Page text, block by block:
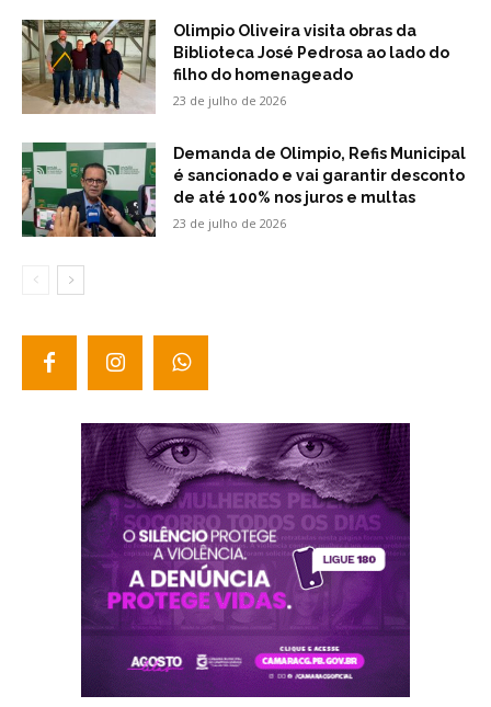
Olimpio Oliveira visita obras da
Biblioteca José Pedrosa ao lado do
filho do homenageado
23 de julho de 2026
Demanda de Olimpio, Refis Municipal
é sancionado e vai garantir desconto
de até 100% nos juros e multas
23 de julho de 2026